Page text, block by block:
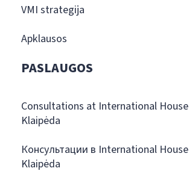
VMI strategija
Apklausos
PASLAUGOS
Consultations at International
Klaipėda
Консультации в International
Klaipėda